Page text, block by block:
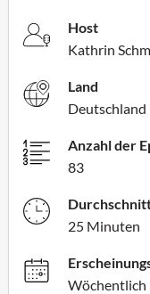
Host
Kathrin
Land
Deutschland
Anzahl der
83
25 Minuten
Wöchentlich